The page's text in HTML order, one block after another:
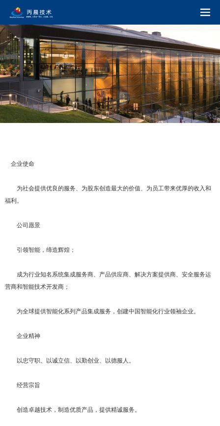
企业使命
为社会提供优良的服务、为股东创造最大的价值、为员工带来优厚的收入和
福利。
公司愿景
引领智能，缔造辉煌；
成为行业知名系统集成服务商、产品供应商、解决方案提供商、安全服务运
营商和智能技术开发商；
为全球提供智能化系列产品集成服务，创建中国智能化行业领袖企业。
企业精神
以忠守职、以诚立信、以勤创业、以德服人。
经营宗旨
创造卓越技术，制造优质产品，提供精诚服务。